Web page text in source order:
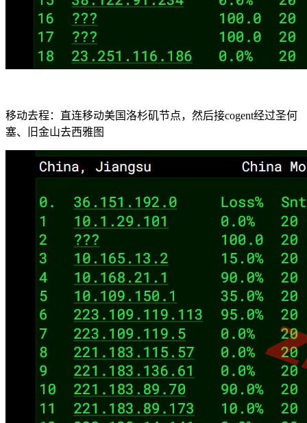
移动去程：直连移动美国洛杉矶节点，然后接cogent经过圣何
塞、旧金山去西雅图